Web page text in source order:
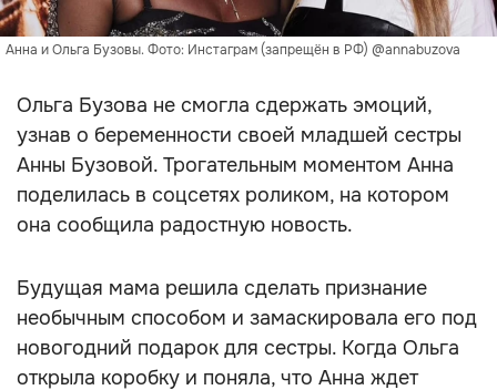
Анна и Ольга Бузовы. Фото: Инстаграм (запрещён в РФ) @annabuzova
Ольга Бузова не смогла сдержать эмоций,
узнав о беременности своей младшей сестры
Анны Бузовой. Трогательным моментом Анна
поделилась в соцсетях роликом, на котором
она сообщила радостную новость.
Будущая мама решила сделать признание
необычным способом и замаскировала его под
новогодний подарок для сестры. Когда Ольга
открыла коробку и поняла, что Анна ждет